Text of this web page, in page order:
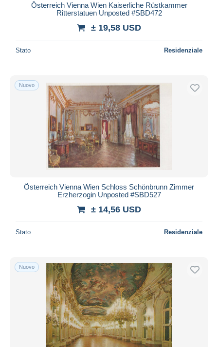
Österreich Vienna Wien Kaiserliche Rüstkammer
Ritterstatuen Unposted #SBD472
± 19,58 USD
Stato Residenziale
Nuovo
Österreich Vienna Wien Schloss Schönbrunn Zimmer
Erzherzogin Unposted #SBD527
± 14,56 USD
Stato Residenziale
Nuovo